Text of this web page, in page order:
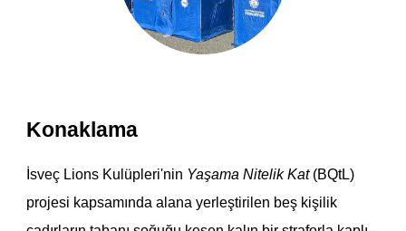
Konaklama
İsveç Lions Kulüpleri'nin Yaşama Nitelik Kat(BQtL)
projesi kapsamında alana yerleştirilen beş kişilik